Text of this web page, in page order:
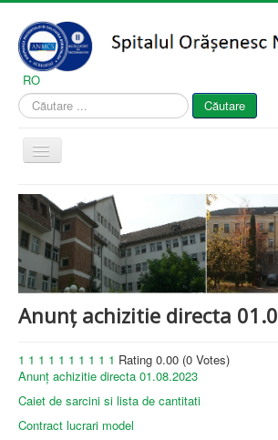
Vă
rugăm
să
rețineți:
Acest
site
web
include
un
sistem
RO
Căutare
...
Căutare
Comută
navigarea
Acasă
Despre noi
Secțiile spitalului
Gărzi
Informații publice
Contact
Anunț achizitie directa
1 1 1 1 1 1 1 1 1 1 Rating 0.00 (0 Votes)
Anunț achizitie directa 01.08.2023
Caiet de sarcini si lista de cantitati
Contract lucrari model